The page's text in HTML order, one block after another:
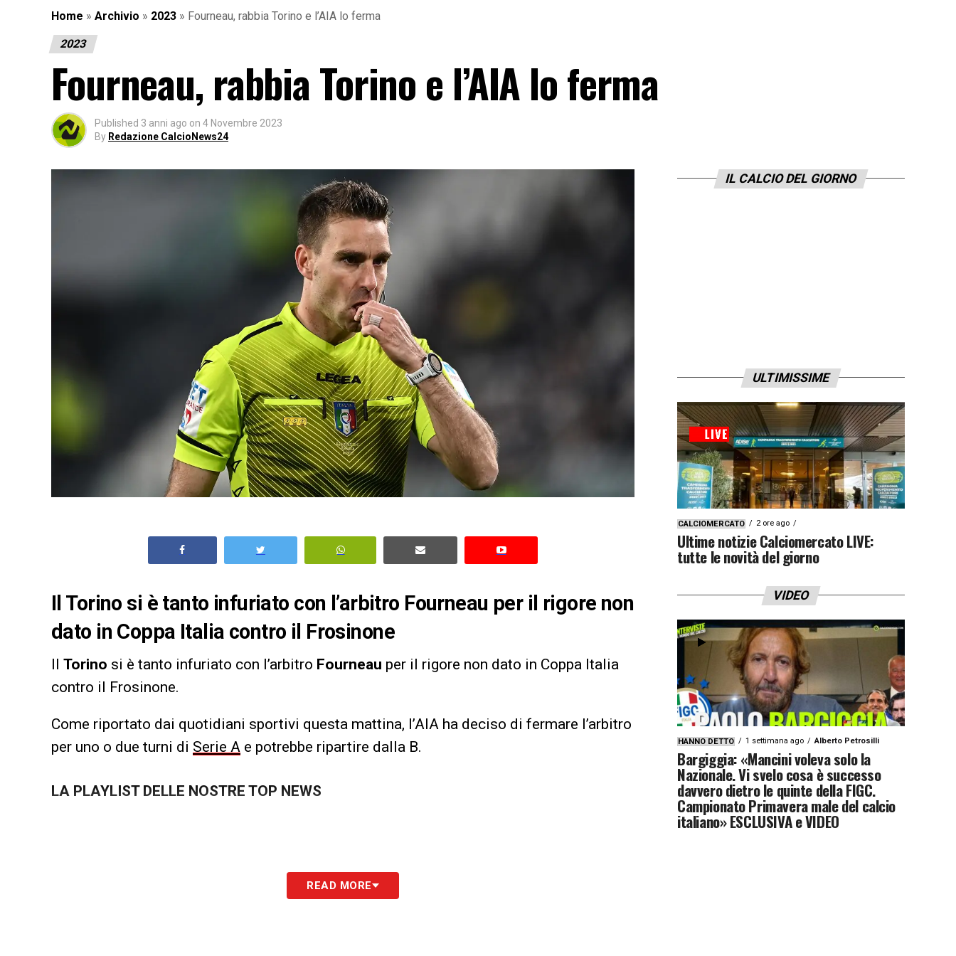
Home » Archivio » 2023 » Fourneau, rabbia Torino e l’AIA lo ferma
2023
Fourneau, rabbia Torino e l’AIA lo ferma
Published 3 anni ago on 4 Novembre 2023
By Redazione CalcioNews24
Il Torino si è tanto infuriato con l’arbitro Fourneau per il rigore non
dato in Coppa Italia contro il Frosinone
Il Torino si è tanto infuriato con l’arbitro Fourneau per il rigore non dato in Coppa Italia
contro il Frosinone.
Come riportato dai quotidiani sportivi questa mattina, l’AIA ha deciso di fermare l’arbitro
per uno o due turni di Serie A e potrebbe ripartire dalla B.
LA PLAYLIST DELLE NOSTRE TOP NEWS
READ MORE
IL CALCIO DEL GIORNO
ULTIMISSIME
CALCIOMERCATO 2 ore ago
Ultime notizie Calciomercato LIVE:
tutte le novità del giorno
VIDEO
HANNO DETTO 1 settimana ago Alberto Petrosilli
Bargiggia: «Mancini voleva solo la
Nazionale. Vi svelo cosa è successo
davvero dietro le quinte della FIGC.
Campionato Primavera male del calcio
italiano» ESCLUSIVA e VIDEO